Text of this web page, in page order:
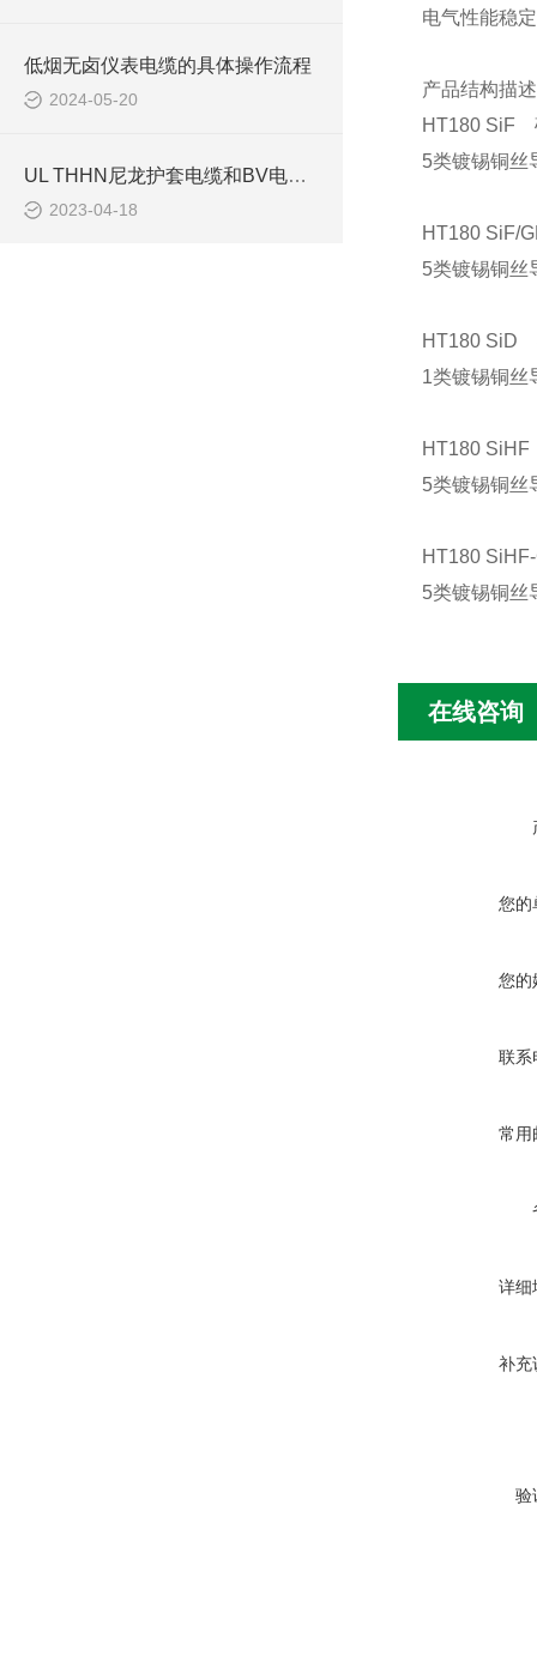
低烟无卤仪表电缆的具体操作流程
2024-05-20
UL THHN尼龙护套电缆和BV电缆相比有什么优势？
2023-04-18
电气性能稳
产品结构描
HT180 SiF
5类镀锡铜丝
HT180 SiF/
5类镀锡铜丝
HT180 SiD
1类镀锡铜丝
HT180
5类镀锡铜丝
HT180
5类镀锡铜丝
在线咨询
您的
您的
联系
常用
详细
补充
验